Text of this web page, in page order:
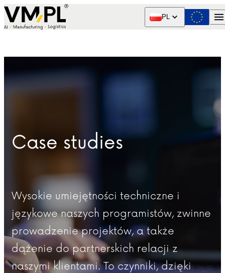
Skip to content
PL
Case studies
Wysokie umiejętności techniczne i
językowe naszych programistów, zwinne
prowadzenie projektów, a także
dążenie do partnerskich relacji z
naszymi klientami. To czynniki, dzięki